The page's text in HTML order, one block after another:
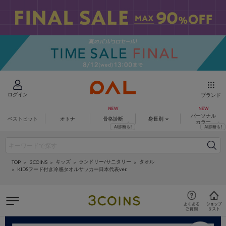
ログイン ブランド
ベストヒット オトナ 骨格診断 身長別
パーソナル
カラー
TOP 3COINS キッズ ランドリー/サニタリー
タオル
KIDSフード付き冷感タオルサッカー日本代表ver.